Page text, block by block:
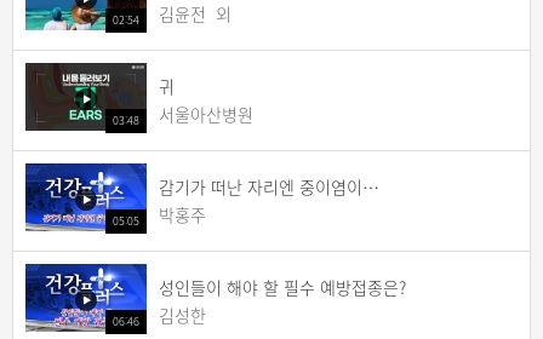
02:54
김윤전 외
03:48
귀
서울아산병원
05:05
감기가 떠난 자리엔 중이염이…
박홍주
06:46
성인들이 해야 할 필수 예방접종은?
김성한